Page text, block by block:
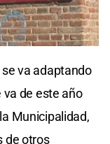
va adaptando
va de este año
Municipalidad,
de otros